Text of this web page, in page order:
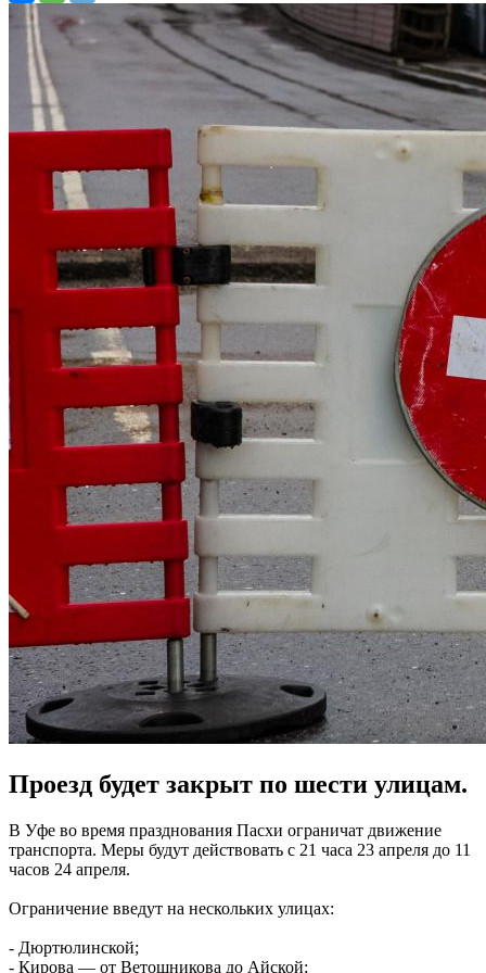
Проезд будет закрыт по шести улицам.
В Уфе во время празднования Пасхи ограничат движение
транспорта. Меры будут действовать с 21 часа 23 апреля до 11
часов 24 апреля.
Ограничение введут на нескольких улицах:
- Дюртюлинской;
- Кирова — от Ветошникова до Айской;